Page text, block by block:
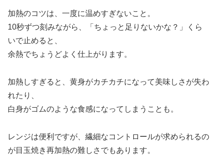
加熱のコツは、一度に温めすぎないこと。
10秒ずつ刻みながら、「ちょっと足りないかな？」くら
いで止めると、
余熱でちょうどよく仕上がります。
加熱しすぎると、黄身がカチカチになって美味しさが失わ
れたり、
白身がゴムのような食感になってしまうことも。
レンジは便利ですが、繊細なコントロールが求められるの
が目玉焼き再加熱の難しさでもあります。